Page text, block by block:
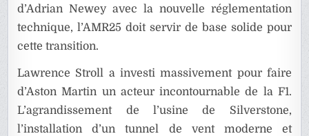
d’Adrian Newey avec la nouvelle réglementation
technique, l’AMR25 doit servir de base solide pour
cette transition.
Lawrence Stroll a investi massivement pour faire
d’Aston Martin un acteur incontournable de la F1.
L’agrandissement de l’usine de Silverstone,
l’installation d’un tunnel de vent moderne et